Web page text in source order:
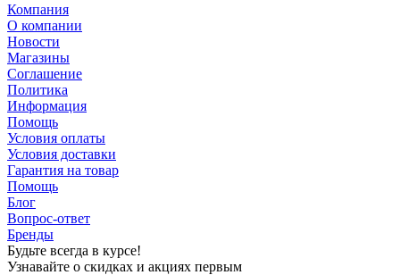
Компания
О компании
Новости
Магазины
Соглашение
Политика
Информация
Помощь
Условия оплаты
Условия доставки
Гарантия на товар
Помощь
Блог
Вопрос-ответ
Бренды
Будьте всегда в курсе!
Узнавайте о скидках и акциях первым